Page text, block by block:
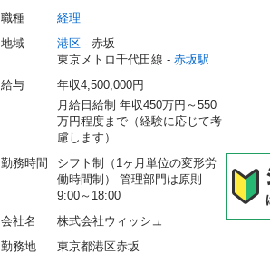
職種
経理
地域
港区 - 赤坂
東京メトロ千代田線 - 赤坂駅
給与
年収4,500,000円
月給日給制 年収450万円～550
万円程度まで（経験に応じて考
慮します）
勤務時間
シフト制（1ヶ月単位の変形労
働時間制） 管理部門は原則
9:00～18:00
会社名
株式会社ウィッシュ
勤務地
東京都港区赤坂